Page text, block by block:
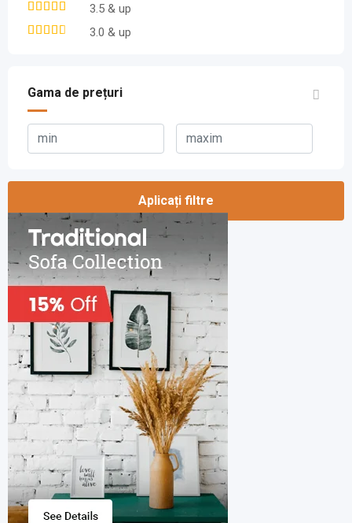
3.5 & up
3.0 & up
Gama de prețuri
Aplicați filtre